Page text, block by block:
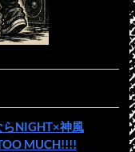
NIGHT×神風
MUCH!!!!